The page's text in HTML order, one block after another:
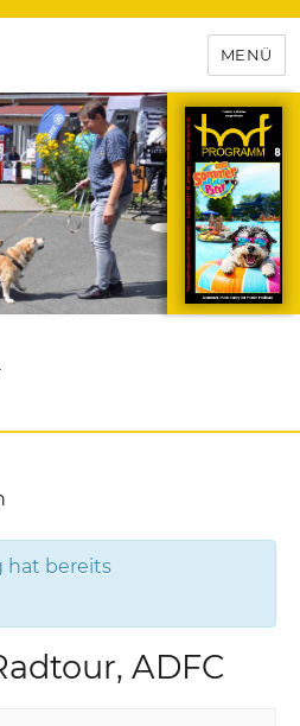
das
für
MENÜ
hat bereits
ADFC